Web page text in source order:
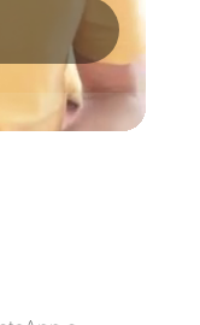
clienti che
E-commerce
per coloro